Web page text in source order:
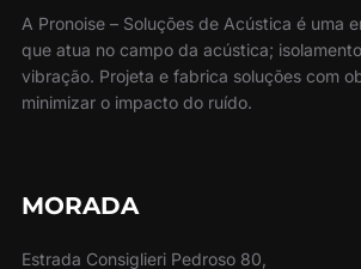
A Pronoise – Soluções de Acústica é uma
que atua no campo da acústica;
vibração. Projeta e fabrica soluções com
minimizar o impacto do ruído.
MORADA
Estrada Consiglieri Pedroso 80,